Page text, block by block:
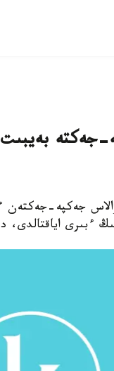
بەيبىت
ءبىرى اياقتالدى،